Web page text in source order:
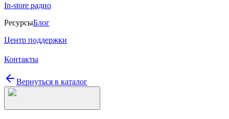
In-store радио
РесурсыБлог
Центр поддержки
Контакты
Вернуться в каталог